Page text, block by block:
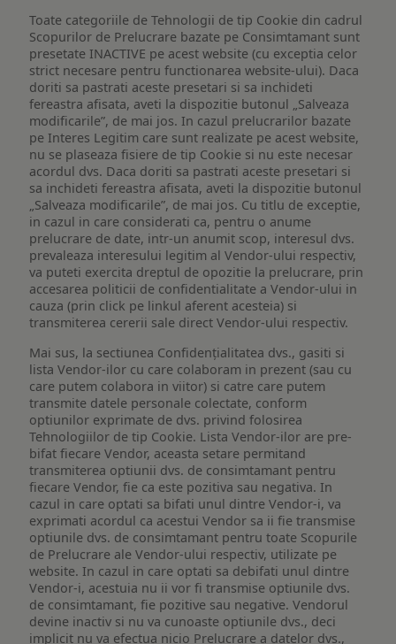
Toate categoriile de Tehnologii de tip Cookie din cadrul
Scopurilor de Prelucrare bazate pe Consimtamant sunt
presetate INACTIVE pe acest website (cu exceptia celor
strict necesare pentru functionarea website-ului). Daca
doriti sa pastrati aceste presetari si sa inchideti
fereastra afisata, aveti la dispozitie butonul „Salveaza
modificarile”, de mai jos. In cazul prelucrarilor bazate
pe Interes Legitim care sunt realizate pe acest website,
nu se plaseaza fisiere de tip Cookie si nu este necesar
acordul dvs. Daca doriti sa pastrati aceste presetari si
sa inchideti fereastra afisata, aveti la dispozitie butonul
„Salveaza modificarile”, de mai jos. Cu titlu de exceptie,
in cazul in care considerati ca, pentru o anume
prelucrare de date, intr-un anumit scop, interesul dvs.
prevaleaza interesului legitim al Vendor-ului respectiv,
va puteti exercita dreptul de opozitie la prelucrare, prin
accesarea politicii de confidentialitate a Vendor-ului in
cauza (prin click pe linkul aferent acesteia) si
transmiterea cererii sale direct Vendor-ului respectiv.
Mai sus, la sectiunea Confidențialitatea dvs., gasiti si
lista Vendor-ilor cu care colaboram in prezent (sau cu
care putem colabora in viitor) si catre care putem
transmite datele personale colectate, conform
optiunilor exprimate de dvs. privind folosirea
Tehnologiilor de tip Cookie. Lista Vendor-ilor are pre-
bifat fiecare Vendor, aceasta setare permitand
transmiterea optiunii dvs. de consimtamant pentru
fiecare Vendor, fie ca este pozitiva sau negativa. In
cazul in care optati sa bifati unul dintre Vendor-i, va
exprimati acordul ca acestui Vendor sa ii fie transmise
optiunile dvs. de consimtamant pentru toate Scopurile
de Prelucrare ale Vendor-ului respectiv, utilizate pe
website. In cazul in care optati sa debifati unul dintre
Vendor-i, acestuia nu ii vor fi transmise optiunile dvs.
de consimtamant, fie pozitive sau negative. Vendorul
devine inactiv si nu va cunoaste optiunile dvs., deci
implicit nu va efectua nicio Prelucrare a datelor dvs.,